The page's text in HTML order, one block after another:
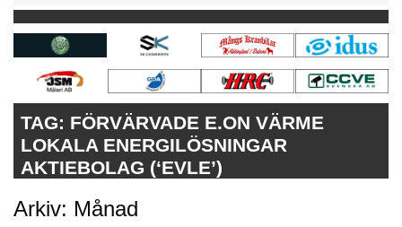
KONTAKT
VÅRA ANDRA MAGASIN
PRENUMERERA
ANNONSERA
TAG: FÖRVÄRVADE E.ON VÄRME
LOKALA ENERGILÖSNINGAR
AKTIEBOLAG (‘EVLE’)
Arkiv: Månad